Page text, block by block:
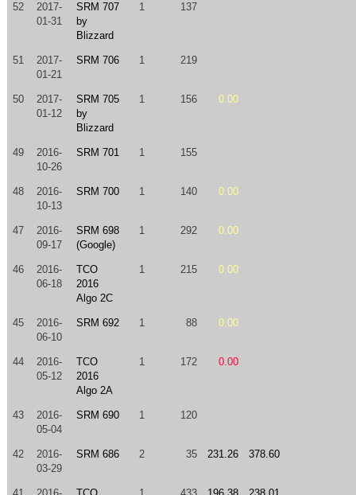
52
2017-
01-31
SRM 707
by
Blizzard
1 137
51
2017-
01-21
SRM 706 1 219
50
2017-
01-12
SRM 705
by
Blizzard
1 156 0.00
49
2016-
10-26
SRM 701 1 155
48
2016-
10-13
SRM 700 1 140 0.00
47
2016-
09-17
SRM 698
(Google)
1 292 0.00
46
2016-
06-18
TCO
2016
Algo 2C
1 215 0.00
45
2016-
06-10
SRM 692 1 88 0.00
44
2016-
05-12
TCO
2016
Algo 2A
1 172 0.00
43
2016-
05-04
SRM 690 1 120
42
2016-
03-29
SRM 686 2 35 231.26 378.60